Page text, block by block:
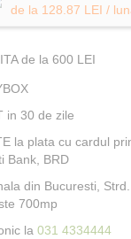
de la 128.87 LEI /
de la 600 LEI
in 30 de zile
la plata cu cardul
Bank, BRD
din Bucuresti,
700mp
la 031 4334444